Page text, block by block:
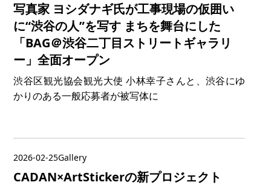
写真家 ヨシダナギ氏が工事現場の仮囲い
に“渋谷の人”を写す まちを舞台にした
「BAG＠渋谷二丁目ストリートギャラリ
ー」全面オープン
渋谷区観光協会観光大使 小林幸子さんと、渋谷にゆ
かりのある一般応募者が被写体に
2026-02-25Gallery
CADAN×ArtStickerの新プロジェクト